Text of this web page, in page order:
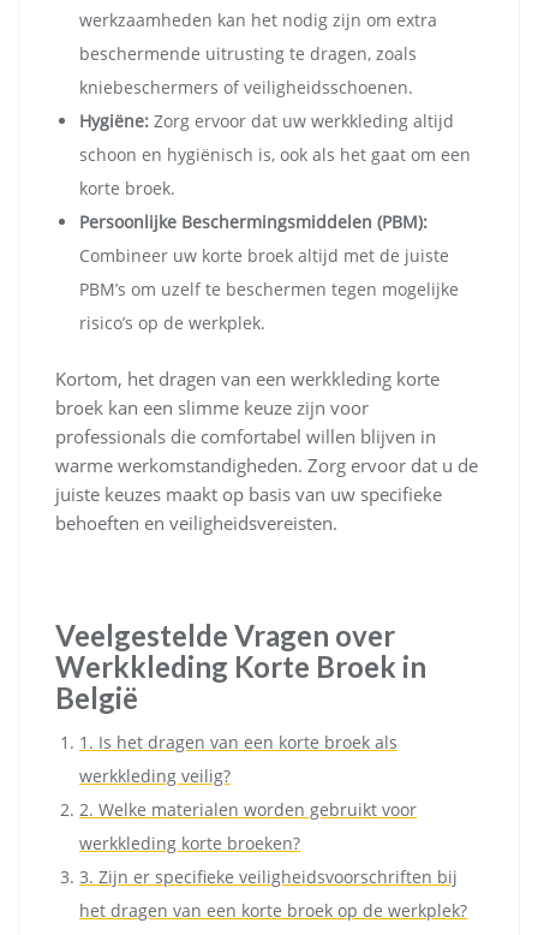
werkzaamheden kan het nodig zijn om extra
beschermende uitrusting te dragen, zoals
kniebeschermers of veiligheidsschoenen.
Hygiëne: Zorg ervoor dat uw werkkleding altijd
schoon en hygiënisch is, ook als het gaat om een
korte broek.
Persoonlijke Beschermingsmiddelen (PBM):
Combineer uw korte broek altijd met de juiste
PBM’s om uzelf te beschermen tegen mogelijke
risico’s op de werkplek.
Kortom, het dragen van een werkkleding korte
broek kan een slimme keuze zijn voor
professionals die comfortabel willen blijven in
warme werkomstandigheden. Zorg ervoor dat u de
juiste keuzes maakt op basis van uw specifieke
behoeften en veiligheidsvereisten.
Veelgestelde Vragen over
Werkkleding Korte Broek in
België
1. Is het dragen van een korte broek als
werkkleding veilig?
2. Welke materialen worden gebruikt voor
werkkleding korte broeken?
3. Zijn er specifieke veiligheidsvoorschriften bij
het dragen van een korte broek op de werkplek?